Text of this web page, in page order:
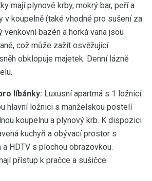
mají plynové krby, mokrý bar, peří a
v koupelně (také vhodné pro sušení za
venkovní bazén a horká vana jsou
což může zažít osvěžující
obklopuje majetek. Denní lázně
líbánky: Luxusní apartmá s 1 ložnicí
hlavní ložnici s manželskou postelí
koupelnu a plynový krb. K dispozici
kuchyň a obývací prostor s
HDTV s plochou obrazovkou.
přístup k pračce a sušičce.